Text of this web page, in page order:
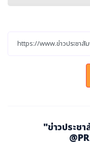
OCBC Bank (สิงคโ
การลงนามครั้งนี้นับเ
ะชุมพันธมิตรระดับโล
nPay Global
รทั่วโลก รวมถึงธนาค
รชำระเงิน มาร่วมเป็
"ข่าวประช